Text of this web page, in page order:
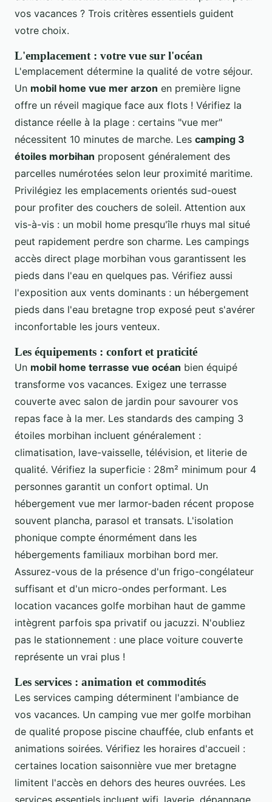
vos vacances ? Trois critères essentiels guident
votre choix.
L'emplacement : votre vue sur l'océan
L'emplacement détermine la qualité de votre séjour.
Un mobil home vue mer arzon en première ligne
offre un réveil magique face aux flots ! Vérifiez la
distance réelle à la plage : certains "vue mer"
nécessitent 10 minutes de marche. Les camping 3
étoiles morbihan proposent généralement des
parcelles numérotées selon leur proximité maritime.
Privilégiez les emplacements orientés sud-ouest
pour profiter des couchers de soleil. Attention aux
vis-à-vis : un mobil home presqu'île rhuys mal situé
peut rapidement perdre son charme. Les campings
accès direct plage morbihan vous garantissent les
pieds dans l'eau en quelques pas. Vérifiez aussi
l'exposition aux vents dominants : un hébergement
pieds dans l'eau bretagne trop exposé peut s'avérer
inconfortable les jours venteux.
Les équipements : confort et praticité
Un mobil home terrasse vue océan bien équipé
transforme vos vacances. Exigez une terrasse
couverte avec salon de jardin pour savourer vos
repas face à la mer. Les standards des camping 3
étoiles morbihan incluent généralement :
climatisation, lave-vaisselle, télévision, et literie de
qualité. Vérifiez la superficie : 28m² minimum pour 4
personnes garantit un confort optimal. Un
hébergement vue mer larmor-baden récent propose
souvent plancha, parasol et transats. L'isolation
phonique compte énormément dans les
hébergements familiaux morbihan bord mer.
Assurez-vous de la présence d'un frigo-congélateur
suffisant et d'un micro-ondes performant. Les
location vacances golfe morbihan haut de gamme
intègrent parfois spa privatif ou jacuzzi. N'oubliez
pas le stationnement : une place voiture couverte
représente un vrai plus !
Les services : animation et commodités
Les services camping déterminent l'ambiance de
vos vacances. Un camping vue mer golfe morbihan
de qualité propose piscine chauffée, club enfants et
animations soirées. Vérifiez les horaires d'accueil :
certaines location saisonnière vue mer bretagne
limitent l'accès en dehors des heures ouvrées. Les
services essentiels incluent wifi, laverie, dépannage